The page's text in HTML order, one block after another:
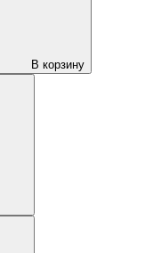
В корзину